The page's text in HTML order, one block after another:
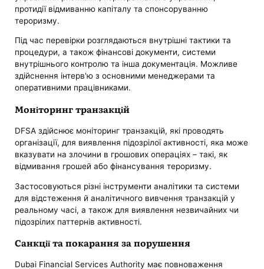
протидії відмиванню капіталу та спонсоруванню
тероризму.
Під час перевірки розглядаються внутрішні тактики та
процедури, а також фінансові документи, системи
внутрішнього контролю та інша документація. Можливе
здійснення інтерв'ю з основними менеджерами та
оперативними працівниками.
Моніторинг транзакцій
DFSA здійснює моніторинг транзакцій, які проводять
організації, для виявлення підозрілої активності, яка може
вказувати на злочини в грошових операціях – такі, як
відмивання грошей або фінансування тероризму.
Застосовуються різні інструменти аналітики та системи
для відстеження й аналітичного вивчення транзакцій у
реальному часі, а також для виявлення незвичайних чи
підозрілих паттернів активності.
Санкції та покарання за порушення
Dubai Financial Services Authority має повноваження